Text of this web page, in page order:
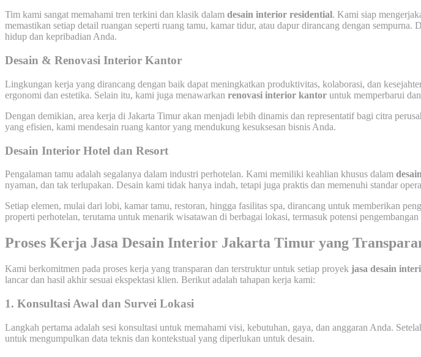
Tim kami sangat memahami tren terkini dan klasik dalam desain interior residential. Kami siap
memastikan setiap detail ruangan seperti ruang tamu, kamar tidur, atau dapur dirancang dengan
hidup dan kepribadian Anda.
Desain & Renovasi Interior Kantor
Lingkungan kerja yang dirancang dengan baik dapat meningkatkan produktivitas, kolaborasi, dan
ergonomi dan estetika. Selain itu, kami juga menawarkan renovasi interior kantor untuk memperbarui
Dengan demikian, area kerja di Jakarta Timur akan menjadi lebih dinamis dan representatif bagi citra
yang efisien, kami mendesain ruang kantor yang mendukung kesuksesan bisnis Anda.
Desain Interior Hotel dan Resort
Pengalaman tamu adalah segalanya dalam industri perhotelan. Kami memiliki keahlian khusus dalam
nyaman, dan tak terlupakan. Desain kami tidak hanya indah, tetapi juga praktis dan memenuhi standar
Setiap elemen, mulai dari lobi, kamar tamu, restoran, hingga fasilitas spa, dirancang untuk memberikan
properti perhotelan, terutama untuk menarik wisatawan di berbagai lokasi, termasuk potensi
Proses Kerja Jasa Desain Interior Jakarta Timur yang
Kami berkomitmen pada proses kerja yang transparan dan terstruktur untuk setiap proyek jasa desain
lancar dan hasil akhir sesuai ekspektasi klien. Berikut adalah tahapan kerja kami:
1. Konsultasi Awal dan Survei Lokasi
Langkah pertama adalah sesi konsultasi untuk memahami visi, kebutuhan, gaya, dan anggaran Anda.
untuk mengumpulkan data teknis dan kontekstual yang diperlukan untuk desain.